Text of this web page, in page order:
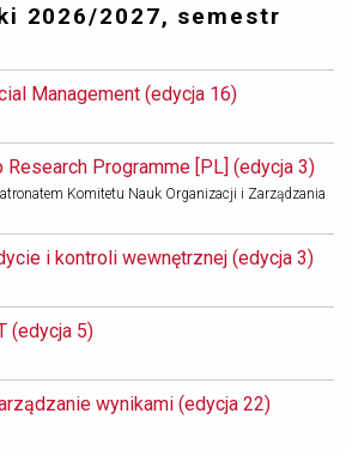
2026/2027, semestr
Management (edycja 16)
Programme [PL] (edycja 3)
Komitetu Nauk Organizacji i Zarządzania
i kontroli wewnętrznej (edycja 3)
(edycja 5)
wynikami (edycja 22)